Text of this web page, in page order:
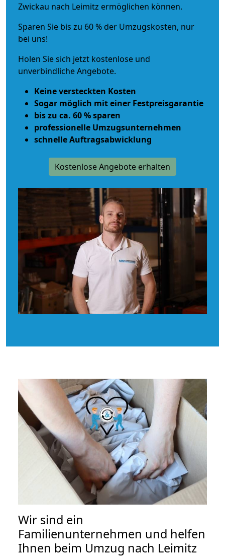
Zwickau nach Leimitz ermöglichen können.
Sparen Sie bis zu 60 % der Umzugskosten, nur
bei uns!
Holen Sie sich jetzt kostenlose und
unverbindliche Angebote.
Keine versteckten Kosten
Sogar möglich mit einer Festpreisgarantie
bis zu ca. 60 % sparen
professionelle Umzugsunternehmen
schnelle Auftragsabwicklung
Kostenlose Angebote erhalten
Wir sind ein
Familienunternehmen und helfen
Ihnen beim Umzug nach Leimitz